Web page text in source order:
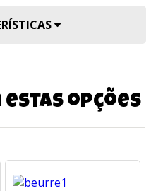
estas opções